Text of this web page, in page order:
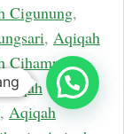
Cigunung,
, Aqiqah
Cihampelas,
, Aqiqah